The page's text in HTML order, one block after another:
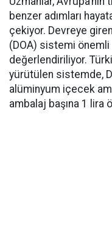
benzer adımları
çekiyor. Devreye
(DOA) sistemi
değerlendiriliyor.
yürütülen sistemde,
alüminyum içecek
ambalaj başına 1 lira